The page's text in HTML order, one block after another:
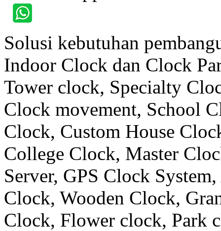
Solusi kebutuhan
Indoor Clock dan Clock
Tower clock, Specialty
Clock movement, School
Clock, Custom House
College Clock, Master
Server, GPS Clock
Clock, Wooden Clock,
Clock, Flower clock, Park